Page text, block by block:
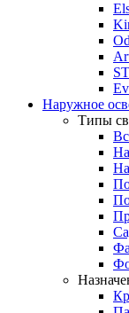
Наружное
Типы